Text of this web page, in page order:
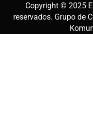
Copyright © 2025
reservados. Grupo de